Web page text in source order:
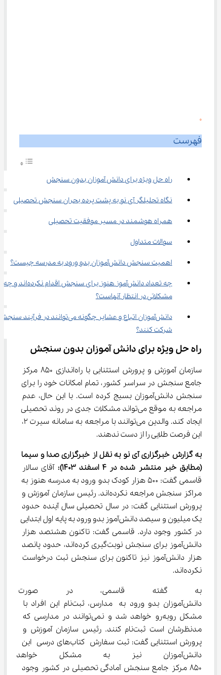
0
فهرست
راه حل ویژه برای دانش آموزان بدون سنجش
نگاه تحلیلگر آی نو به پشت پرده بحران سنجش تحصیلی
همراه هوشمند در مسیر موفقیت تحصیلی
سوالات متداول
اهمیت سنجش دانش‌آموزان بدو ورود به مدرسه چیست؟
چه تعداد دانش‌آموز هنوز برای سنجش اقدام نکرده‌اند و چه
مشکلاتی در انتظار آنهاست؟
دانش‌آموزان اتباع و عشایر چگونه می‌توانند در فرآیند
شرکت کنند؟
راه حل ویژه برای دانش آموزان بدون سنجش
سازمان آموزش و پرورش استثنایی با راه‌اندازی ۸۵۰ مرکز
جامع سنجش در سراسر کشور، تمام امکانات خود را برای
سنجش دانش‌آموزان بسیج کرده است. با این حال، عدم
مراجعه به موقع می‌تواند مشکلات جدی در روند تحصیلی
ایجاد کند. والدین می‌توانند با مراجعه به سامانه سیرت ۲،
این فرصت طلایی را از دست ندهند.
به گزارش خبرگزاری آی نو به نقل از خبرگزاری صدا و سیما
(مطابق خبر منتشر شده در 4 اسفند 1403):
آقای سالار
قاسمی گفت: ۵۰۰ هزار کودک بدو ورود به مدرسه هنوز به
مراکز سنجش مراجعه نکرده‌اند. رئیس سازمان آموزش‌ و
پرورش استثنایی گفت: در سال تحصیلی سال آینده حدود
یک میلیون و سیصد دانش‌آموز بدو ورود به پایه اول ابتدایی
در کشور وجود دارد. قاسمی گفت: تاکنون هشتصد هزار
دانش‌آموز برای سنجش نوبت‌گیری کرده‌اند، حدود پانصد
هزار دانش‌آموز نیز تاکنون برای سنجش ثبت درخواست
نکرده‌اند.
به گفته قاسمی، در صورت
دانش‌آموزان بدو ورود به مدارس، ثبت‌نام این افراد با
مشکل روبه‌رو خواهد شد و نمی‌توانند در مدارسی که
مدنظرشان است ثبت‌نام کنند. رئیس سازمان آموزش‌ و
پرورش استثنایی گفت: ثبت سفارش کتاب‌های درسی این
دانش‌آموزان نیز به مشکل
۸۵۰ مرکز جامع سنجش آمادگی تحصیلی در کشور وجود